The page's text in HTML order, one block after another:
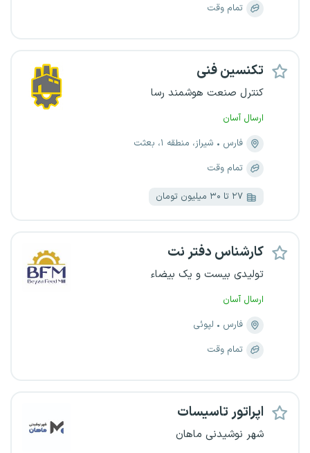
تمام وقت
تکنسین فنی
کنترل صنعت هوشمند رسا
ارسال آسان
فارس
شیراز، منطقه ۱، بعثت
تمام وقت
۲۷ تا ۳۰ میلیون تومان
کارشناس دفتر نت
تولیدی بیست و یک بیضاء
ارسال آسان
فارس
لپوئی
تمام وقت
اپراتور تاسیسات
شهر نوشیدنی ماهان